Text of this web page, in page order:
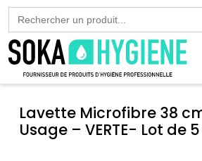
Search
for:
Lavette Microfibre 38
Usage – VERTE- Lot de 5